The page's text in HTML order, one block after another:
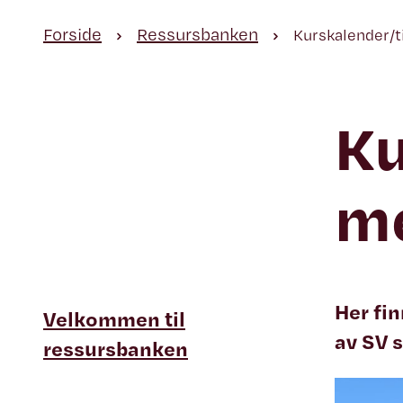
Forside Ressursbanken
Velkommen til
ressursbanken
Her
av SV